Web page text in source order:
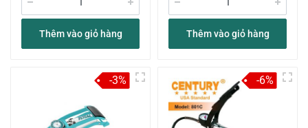
Thêm vào giỏ hàng Thêm vào giỏ hàng
-3% -6%